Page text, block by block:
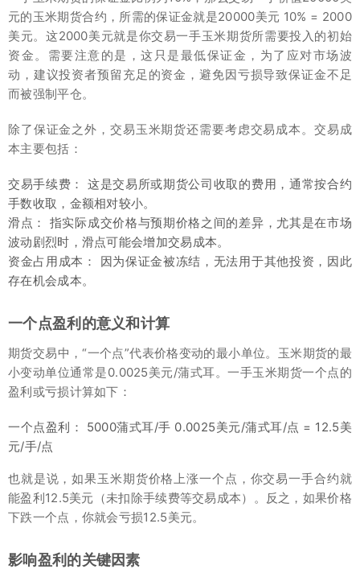
元的玉米期货合约，所需的保证金就是20000美元 10% = 2000
美元。这2000美元就是你交易一手玉米期货所需要投入的初始
资金。需要注意的是，这只是最低保证金，为了应对市场波
动，建议投资者预留充足的资金，避免因亏损导致保证金不足
而被强制平仓。
除了保证金之外，交易玉米期货还需要考虑交易成本。交易成
本主要包括：
交易手续费： 这是交易所或期货公司收取的费用，通常按合约
手数收取，金额相对较小。
滑点： 指实际成交价格与预期价格之间的差异，尤其是在市场
波动剧烈时，滑点可能会增加交易成本。
资金占用成本： 因为保证金被冻结，无法用于其他投资，因此
存在机会成本。
一个点盈利的意义和计算
期货交易中，“一个点”代表价格变动的最小单位。玉米期货的最
小变动单位通常是0.0025美元/蒲式耳。一手玉米期货一个点的
盈利或亏损计算如下：
一个点盈利： 5000蒲式耳/手 0.0025美元/蒲式耳/点 = 12.5美
元/手/点
也就是说，如果玉米期货价格上涨一个点，你交易一手合约就
能盈利12.5美元（未扣除手续费等交易成本）。反之，如果价格
下跌一个点，你就会亏损12.5美元。
影响盈利的关键因素